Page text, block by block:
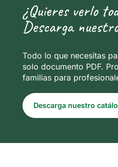
¿Quieres verlo
Descarga
Todo lo que necesitas
solo documento PDF.
familias para
Descarga nuestro